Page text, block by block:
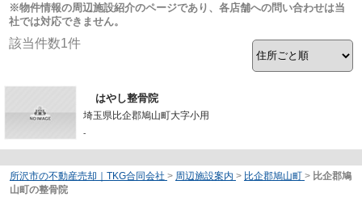
※物件情報の周辺施設紹介のページであり、各店舗への問い合わせは当
社では対応できません。
該当件数1件
はやし整骨院
埼玉県比企郡鳩山町大字小用
-
所沢市の不動産売却｜TKG合同会社 > 周辺施設案内 > 比企郡鳩山町 > 比企郡鳩
山町の整骨院